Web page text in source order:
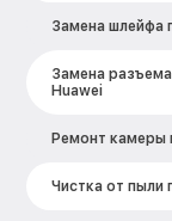
Замена шлейфа
Замена
Huawei
Ремонт камеры
Чистка от пыли